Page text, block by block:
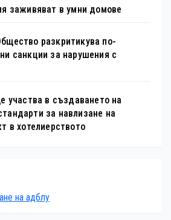
заживяват в умни домове
разкритикува по-
санкции за нарушения с
участва в създаването на
за навлизане на
в хотелиерството
на адблу